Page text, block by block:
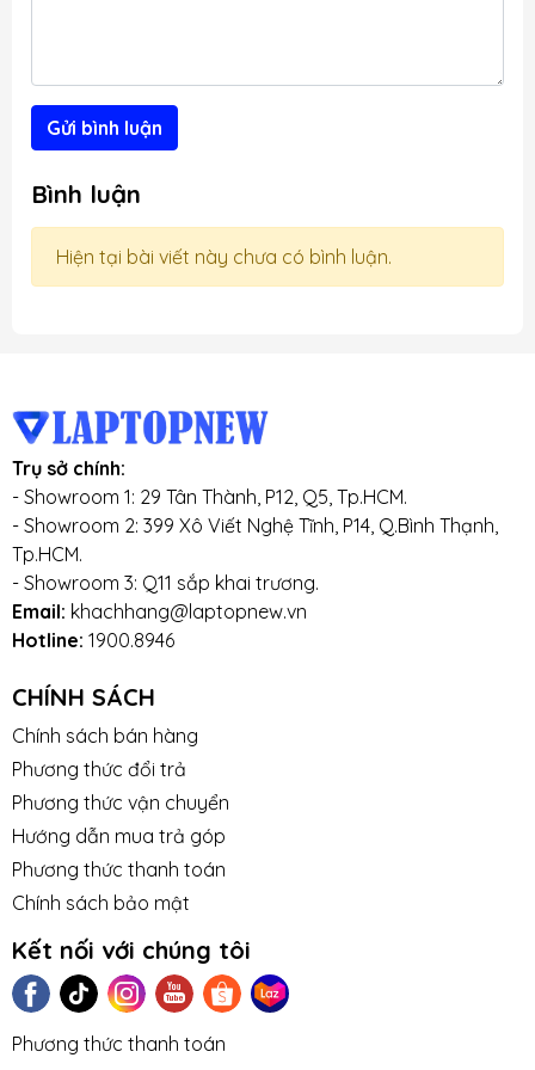
Gửi bình luận
Bình luận
Hiện tại bài viết này chưa có bình luận.
Trụ sở chính:
- Showroom 1: 29 Tân Thành, P12, Q5, Tp.HCM.
- Showroom 2: 399 Xô Viết Nghệ Tĩnh, P14, Q.Bình Thạnh,
Tp.HCM.
- Showroom 3: Q11 sắp khai trương.
Email: khachhang@laptopnew.vn
Hotline: 1900.8946
CHÍNH SÁCH
Chính sách bán hàng
Phương thức đổi trả
Phương thức vận chuyển
Hướng dẫn mua trả góp
Phương thức thanh toán
Chính sách bảo mật
Kết nối với chúng tôi
Phương thức thanh toán